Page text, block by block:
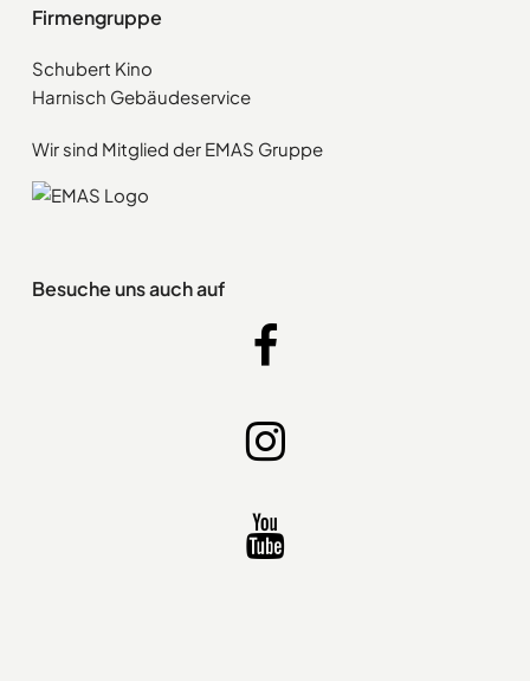
Firmengruppe
Schubert Kino
Harnisch Gebäudeservice
Wir sind Mitglied der EMAS Gruppe
Besuche uns auch auf